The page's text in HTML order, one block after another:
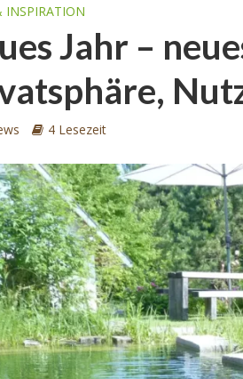
INSPIRATION
Jahr –
4 Lesezeit